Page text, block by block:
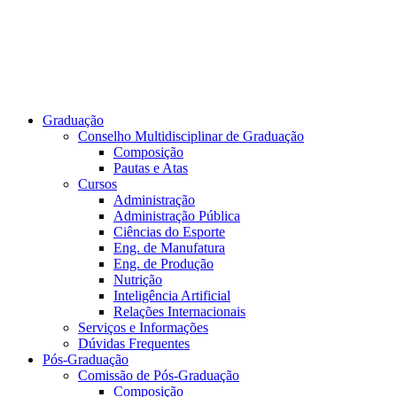
Graduação
Conselho Multidisciplinar de Graduação
Composição
Pautas e Atas
Cursos
Administração
Administração Pública
Ciências do Esporte
Eng. de Manufatura
Eng. de Produção
Nutrição
Inteligência Artificial
Relações Internacionais
Serviços e Informações
Dúvidas Frequentes
Pós-Graduação
Comissão de Pós-Graduação
Composição